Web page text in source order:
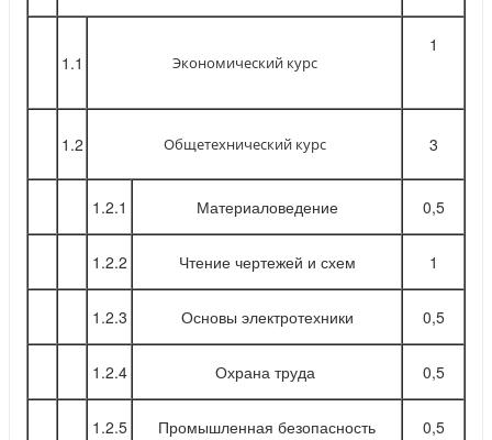
1.1 Экономический курс
1
1.2 Общетехнический курс 3
1.2.1 Материаловедение 0,5
1.2.2 Чтение чертежей и схем 1
1.2.3 Основы электротехники 0,5
1.2.4 Охрана труда 0,5
1.2.5 Промышленная безопасность 0,5